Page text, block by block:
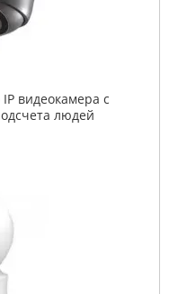
видеокамера c
людей